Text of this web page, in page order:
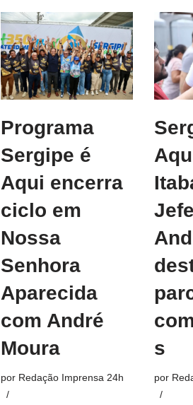
Programa
Sergipe é
Aqui encerra
ciclo em
Nossa
Senhora
Aparecida
com André
Moura
por Redação Imprensa 24h
s
por